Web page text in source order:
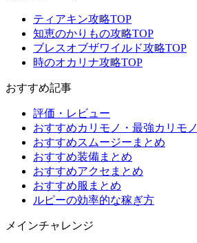
ティアキン攻略TOP
知恵のかりもの攻略TOP
ブレスオブザワイルド攻略TOP
時のオカリナ攻略TOP
おすすめ記事
評価・レビュー
おすすめカリモノ・最強カリモノ
おすすめスムージーまとめ
おすすめ装備まとめ
おすすめアクセまとめ
おすすめ服まとめ
ルピーの効率的な稼ぎ方
メインチャレンジ